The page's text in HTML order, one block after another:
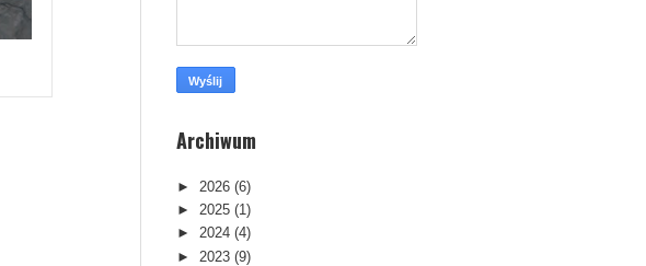
Archiwum
► 2026 (6)
► 2025 (1)
► 2024 (4)
► 2023 (9)